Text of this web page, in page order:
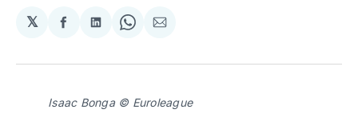
𝕏
Partager
Facebook
Partager
LinkedIn
Share
WhatsApp
Partager
Courriel
Isaac Bonga © Euroleague